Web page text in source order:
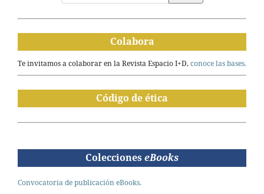
Colabora
Te invitamos a colaborar en la Revista Espacio I+D,conoce las bases.
Código de ética
Colecciones eBooks
Convocatoria de publicación eBooks.